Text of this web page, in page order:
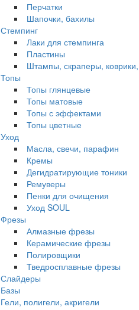
Перчатки
Шапочки, бахилы
Стемпинг
Лаки для стемпинга
Пластины
Штампы, скраперы,
Топы
Топы глянцевые
Топы матовые
Топы с эффектами
Топы цветные
Уход
Масла, свечи, парафин
Кремы
Дегидратирующие тоники
Ремуверы
Пенки для очищения
Уход SOUL
Фрезы
Алмазные фрезы
Керамические фрезы
Полировщики
Тведросплавные фрезы
Слайдеры
Базы
Гели, полигели, акригели